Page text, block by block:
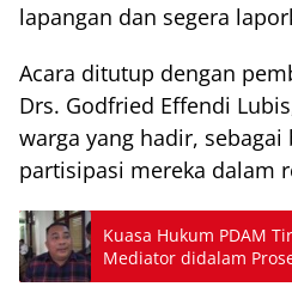
lapangan dan segera
Acara ditutup dengan
Drs. Godfried Effendi
warga yang hadir,
partisipasi mereka dalam
Kuasa Hukum PDAM
Mediator didalam
Mediator Pengadilan